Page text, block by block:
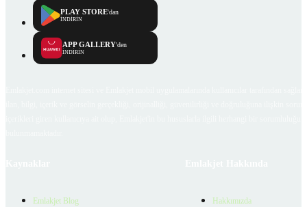
PLAY STORE'dan
İNDİRİN
APP GALLERY'den
İNDİRİN
Emlakjet Blog Hakkımızda